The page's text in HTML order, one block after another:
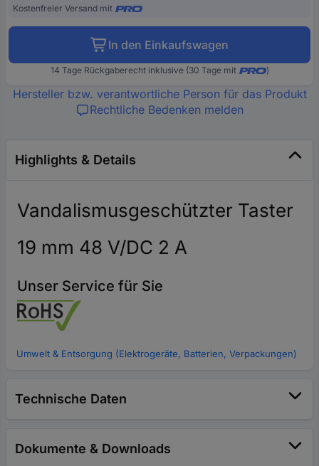
Kostenfreier Versand mit
In den Einkaufswagen
14 Tage Rückgaberecht inklusive (30 Tage mit )
Hersteller bzw. verantwortliche Person für das Produkt
Rechtliche Bedenken melden
Highlights & Details
Vandalismusgeschützter Taster
19 mm 48 V/DC 2 A
Unser Service für Sie
Umwelt & Entsorgung (Elektrogeräte, Batterien, Verpackungen)
Technische Daten
Dokumente & Downloads